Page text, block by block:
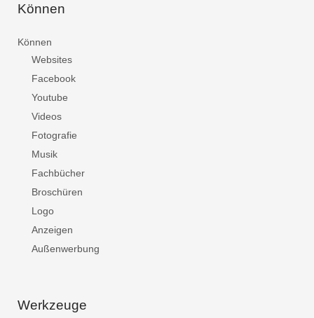
Können
Können
Websites
Facebook
Youtube
Videos
Fotografie
Musik
Fachbücher
Broschüren
Logo
Anzeigen
Außenwerbung
Werkzeuge